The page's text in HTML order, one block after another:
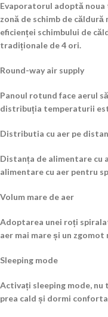
Evaporatorul adoptă
zonă de schimb de căldură
eficienței schimbului de
tradiționale de 4 ori.
Round-way air supply
Panoul rotund face aerul
distribuția temperaturii
Distributia cu aer pe
Distanța de alimentare cu
alimentare cu aer pentru
Volum mare de aer
Adoptarea unei roți
aer mai mare și un zgomot
Sleeping mode
Activați sleeping mode, nu
prea cald și dormi